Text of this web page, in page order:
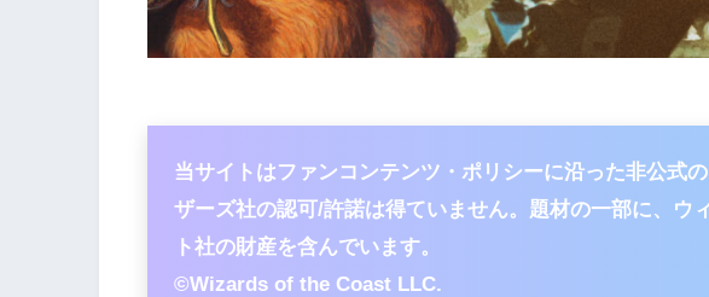
当サイトはファンコンテンツ・ポリシーに沿った非公式
ザーズ社の認可/許諾は得ていません。題材の一部に、ウ
ト社の財産を含んでいます。
©Wizards of the Coast LLC.